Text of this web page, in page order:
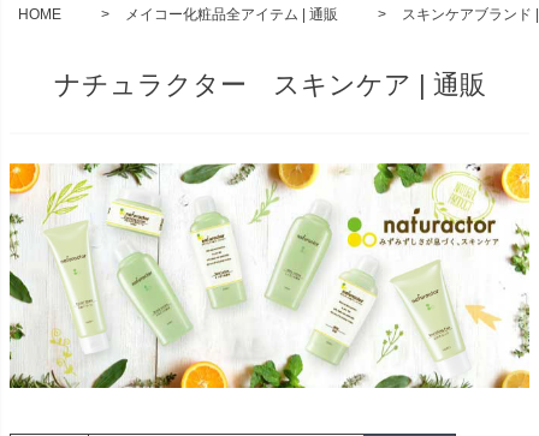
HOME メイコー化粧品全アイテム | 通販 スキンケアブランド
ナチュラクター スキンケア | 通販